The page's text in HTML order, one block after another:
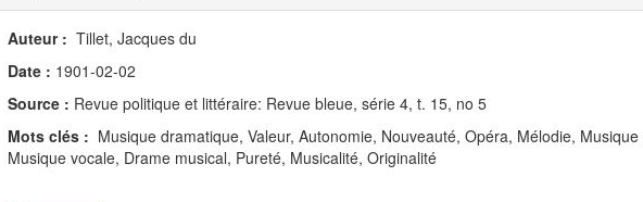
Auteur : Tillet, Jacques du
Date : 1901-02-02
Source : Revue politique et littéraire: Revue bleue, série 4, t. 15, no 5
Mots clés : Musique dramatique, Valeur, Autonomie, Nouveauté, Opéra, Mélodie,
Musique vocale, Drame musical, Pureté, Musicalité, Originalité